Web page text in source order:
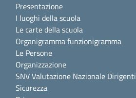
Presentazione
I luoghi della scuola
Le carte della scuola
Organigramma funzionigramma
Le Persone
Organizzazione
SNV Valutazione Nazionale Dirigenti
Sicurezza